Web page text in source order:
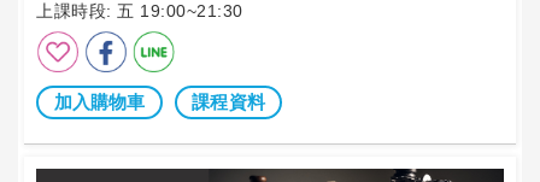
上課時段: 五 19:00~21:30
加入購物車 課程資料